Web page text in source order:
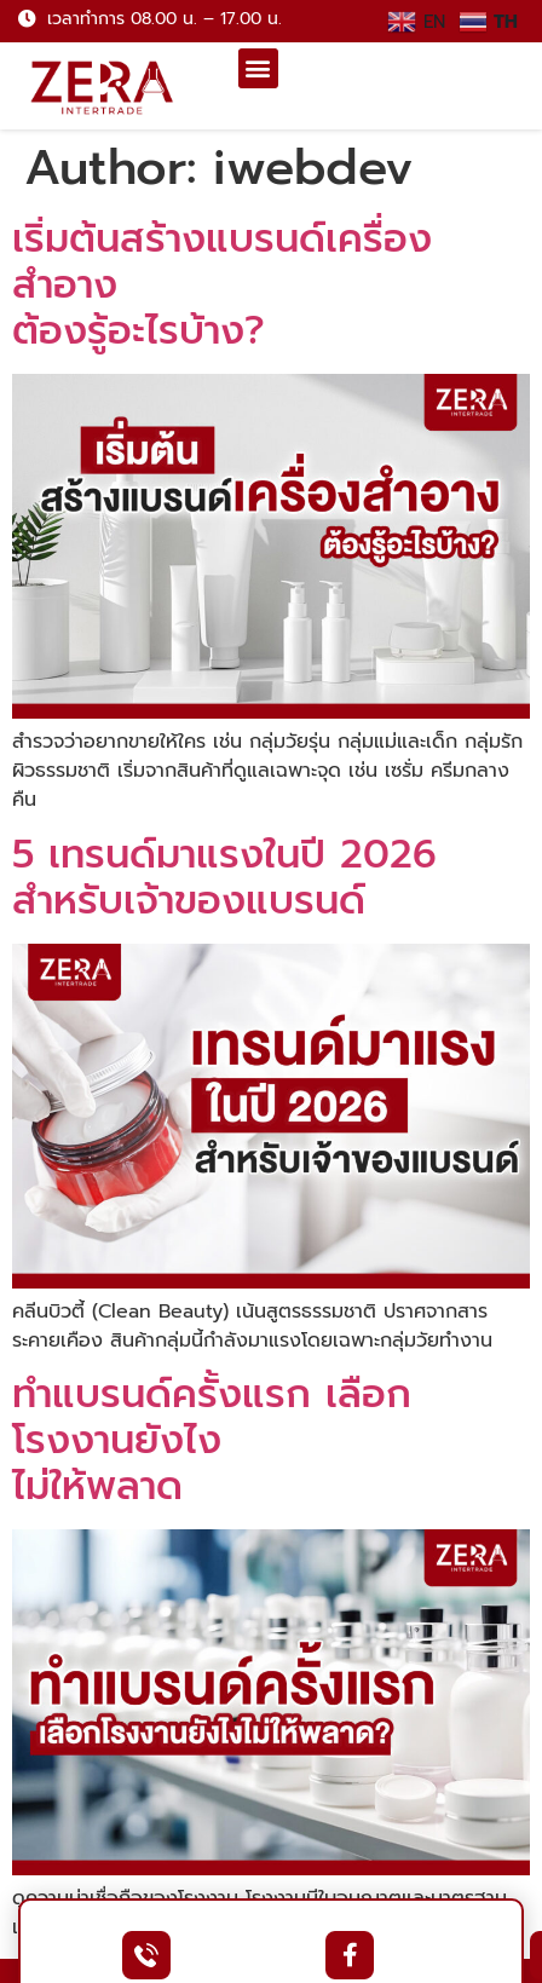
เวลาทำการ 08.00 น. – 17.00 น. EN TH
Author: iwebdev
เริ่มต้นสร้างแบรนด์เครื่อง
สำอาง
ต้องรู้อะไรบ้าง?
สำรวจว่าอยากขายให้ใคร เช่น กลุ่มวัยรุ่น กลุ่มแม่และเด็ก กลุ่มรัก
ผิวธรรมชาติ เริ่มจากสินค้าที่ดูแลเฉพาะจุด เช่น เซรั่ม ครีมกลาง
คืน
5 เทรนด์มาแรงในปี 2026
สำหรับเจ้าของแบรนด์
คลีนบิวตี้ (Clean Beauty) เน้นสูตรธรรมชาติ ปราศจากสาร
ระคายเคือง สินค้ากลุ่มนี้กำลังมาแรงโดยเฉพาะกลุ่มวัยทำงาน
ทำแบรนด์ครั้งแรก เลือก
โรงงานยังไง
ไม่ให้พลาด
ดูความน่าเชื่อถือของโรงงาน โรงงานมีใบอนุญาตและมาตรฐาน
เช่น GMP / ISO มีหน้าร้านหรือสถานที่จริงให้เข้าชม